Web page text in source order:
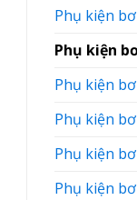
Phụ kiện
Phụ kiện
Phụ kiện
Phụ kiện
Phụ kiện
Phụ kiện